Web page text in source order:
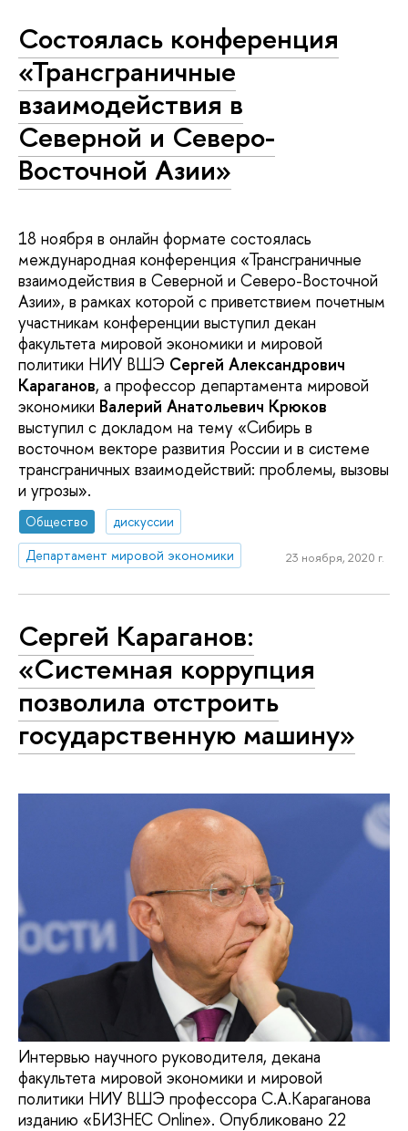
Состоялась конференция
«Трансграничные
взаимодействия в
Северной и Северо-
Восточной Азии»
18 ноября в онлайн формате состоялась
международная конференция «Трансграничные
взаимодействия в Северной и Северо-Восточной
Азии», в рамках которой с приветствием почетным
участникам конференции выступил декан
факультета мировой экономики и мировой
политики НИУ ВШЭ Сергей Александрович
Караганов, а профессор департамента мировой
экономики Валерий Анатольевич Крюков
выступил с докладом на тему «Сибирь в
восточном векторе развития России и в системе
трансграничных взаимодействий: проблемы, вызовы
и угрозы».
Общество
дискуссии
Департамент мировой экономики
23 ноября, 2020 г.
Сергей Караганов:
«Системная коррупция
позволила отстроить
государственную машину»
Интервью научного руководителя, декана
факультета мировой экономики и мировой
политики НИУ ВШЭ профессора С.А.Караганова
изданию «БИЗНЕС Online». Опубликовано 22